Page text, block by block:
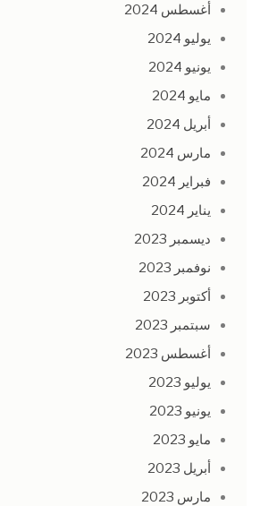
أغسطس 2024
يوليو 2024
يونيو 2024
مايو 2024
أبريل 2024
مارس 2024
فبراير 2024
يناير 2024
ديسمبر 2023
نوفمبر 2023
أكتوبر 2023
سبتمبر 2023
أغسطس 2023
يوليو 2023
يونيو 2023
مايو 2023
أبريل 2023
مارس 2023